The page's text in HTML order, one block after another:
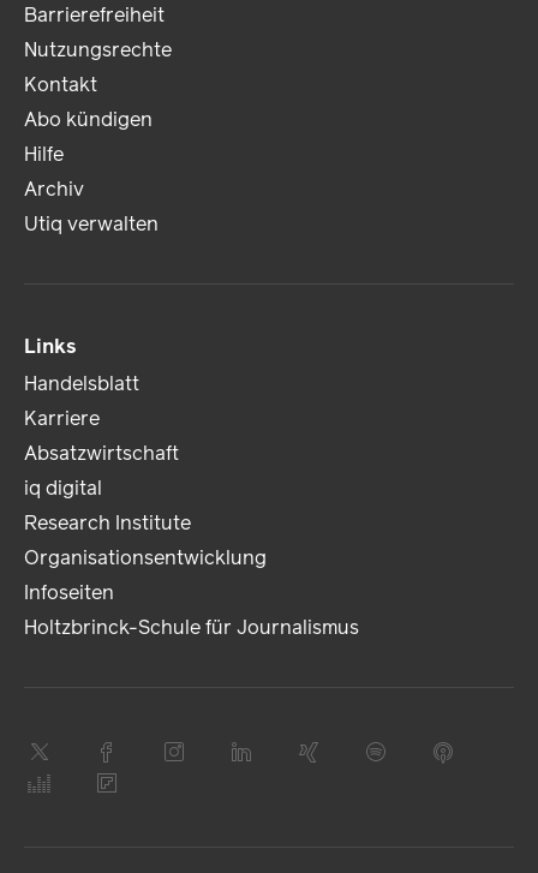
Barrierefreiheit
Nutzungsrechte
Kontakt
Abo kündigen
Hilfe
Archiv
Utiq verwalten
Links
Handelsblatt
Karriere
Absatzwirtschaft
iq digital
Research Institute
Organisationsentwicklung
Infoseiten
Holtzbrinck-Schule für Journalismus